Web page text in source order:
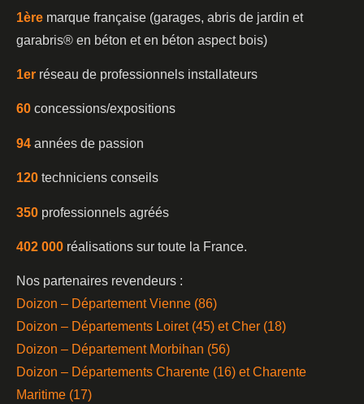
1ère marque française (garages, abris de jardin et
garabris®️ en béton et en béton aspect bois)
1er réseau de professionnels installateurs
60 concessions/expositions
94 années de passion
120 techniciens conseils
350 professionnels agréés
402 000 réalisations sur toute la France.
Nos partenaires revendeurs :
Doizon – Département Vienne (86)
Doizon – Départements Loiret (45) et Cher (18)
Doizon – Département Morbihan (56)
Doizon – Départements Charente (16) et Charente
Maritime (17)